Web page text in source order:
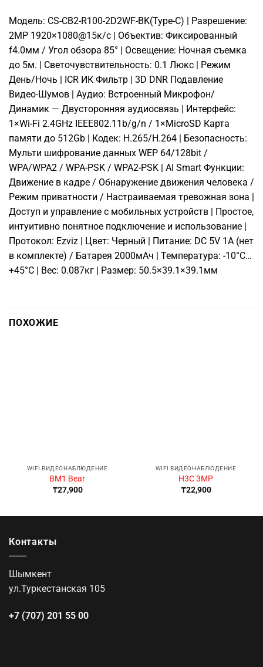
Модель: CS-CB2-R100-2D2WF-BK(Type-C) | Разрешение:
2MP 1920×1080@15к/с | Объектив: Фиксированный
f4.0мм / Угол обзора 85° | Освещение: Ночная съемка
до 5м. | Светочувствительность: 0.1 Люкс | Режим
День/Ночь | ICR ИК Фильтр | 3D DNR Подавление
Видео-Шумов | Аудио: Встроенный Микрофон/
Динамик — Двусторонняя аудиосвязь | Интерфейс:
1×Wi-Fi 2.4GHz IEEE802.11b/g/n / 1×MicroSD Карта
памяти до 512Gb | Кодек: H.265/H.264 | Безопасность:
Мульти шифрование данных WEP 64/128bit /
WPA/WPA2 / WPA-PSK / WPA2-PSK | AI Smart Функции:
Движение в кадре / Обнаружение движения человека /
Режим приватности / Настраиваемая тревожная зона |
Доступ и управление с мобильных устройств | Простое,
интуитивно понятное подключение и использование |
Протокол: Ezviz | Цвет: Черный | Питание: DC 5V 1А (нет
в комплекте) / Батарея 2000мAч | Температура: -10°C…
+45°C | Вес: 0.087кг | Размер: 50.5×39.1×39.1мм
ПОХОЖИЕ
WIFI ВИДЕОНАБЛЮДЕНИЕ
BM1 Bear
₸27,900
WIFI ВИДЕОНАБЛЮДЕНИЕ
H3C 3MP
₸22,900
Контакты
Шымкент
ул.Туркестанская 105
+7 (707) 201 55 00